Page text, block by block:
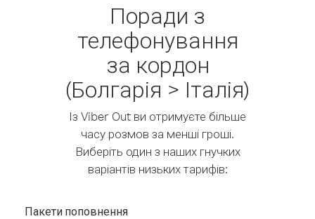
Поради з
телефонування
за кордон
(Болгарія > Італія)
Із Viber Out ви отримуєте більше
часу розмов за менші гроші.
Виберіть один з наших гнучких
варіантів низьких тарифів:
Пакети поповнення